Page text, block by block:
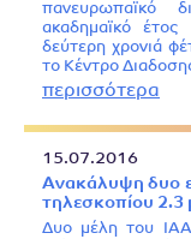
πανευρωπαϊκό
ακαδημαϊκό έτος
δεύτερη χρονιά
το Κέντρο
περισσότερα
15.07.2016
Ανακάλυψη δυο
τηλεσκοπίου 2.3
Δυο μέλη του